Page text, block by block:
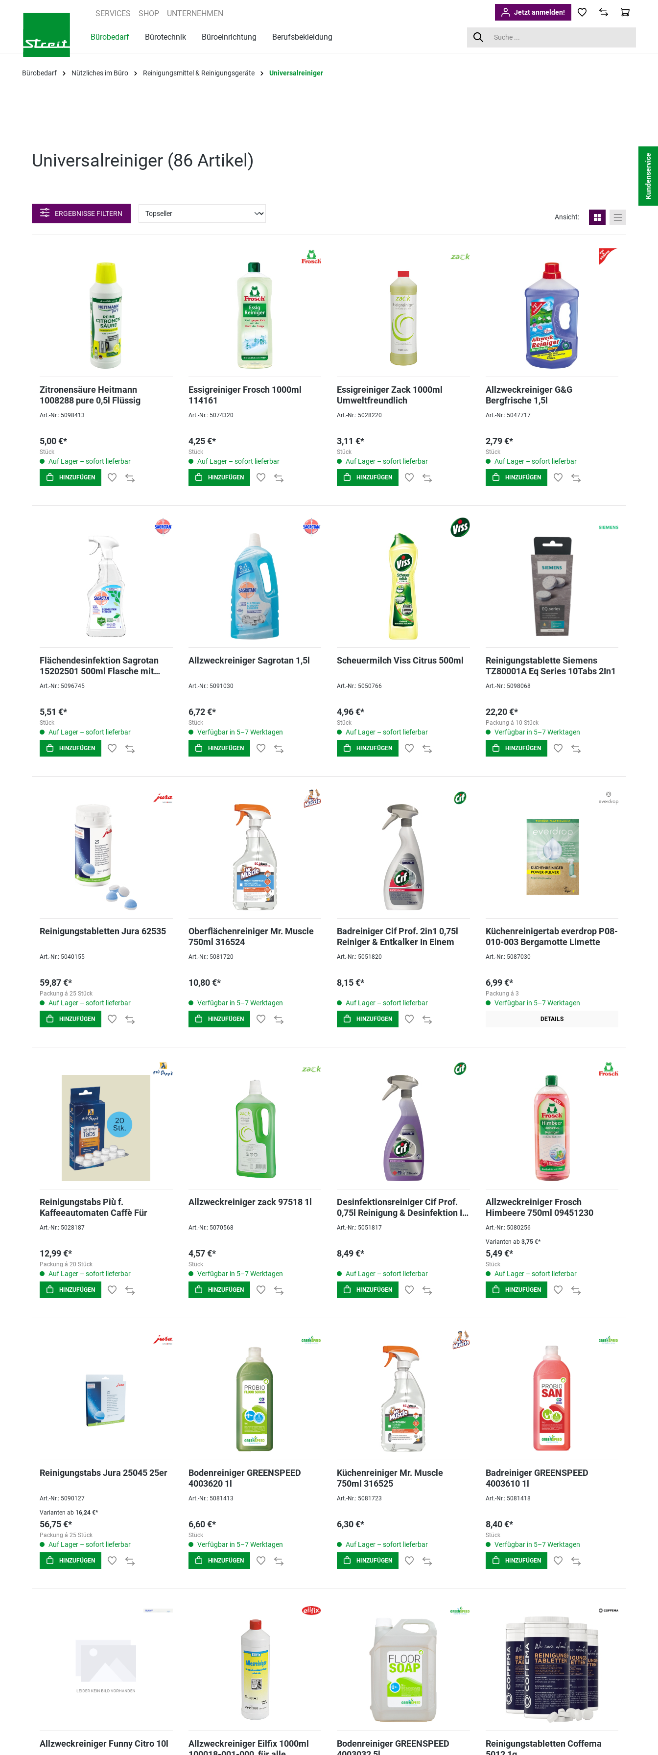
Zur Hauptnavigation springen
SERVICES SHOP UNTERNEHMEN Jetzt anmelden!
Bürobedarf Bürotechnik Büroeinrichtung Berufsbekleidung
Bürobedarf Nützliches im Büro Reinigungsmittel & Reinigungsgeräte Universalreiniger
Universalreiniger (86 Artikel )
ERGEBNISSE FILTERN Ansicht:
Zitronensäure Heitmann
1008288 pure 0,5l Flüssig
Art.-Nr.: 5098413
5,00 €*
Stück
Auf Lager – sofort lieferbar
HINZUFÜGEN
Essigreiniger Frosch 1000ml
114161
Art.-Nr.: 5074320
4,25 €*
Stück
Auf Lager – sofort lieferbar
HINZUFÜGEN
Essigreiniger Zack 1000ml
Umweltfreundlich
Art.-Nr.: 5028220
3,11 €*
Stück
Auf Lager – sofort lieferbar
HINZUFÜGEN
Allzweckreiniger G&G
Bergfrische 1,5l
Art.-Nr.: 5047717
2,79 €*
Stück
Auf Lager – sofort lieferbar
HINZUFÜGEN
Flächendesinfektion Sagrotan
15202501 500ml Flasche mit
Sprühkopf
Art.-Nr.: 5096745
5,51 €*
Stück
Auf Lager – sofort lieferbar
HINZUFÜGEN
Allzweckreiniger Sagrotan 1,5l
Art.-Nr.: 5091030
6,72 €*
Stück
Verfügbar in 5–7 Werktagen
HINZUFÜGEN
Scheuermilch Viss Citrus 500ml
Art.-Nr.: 5050766
4,96 €*
Stück
Auf Lager – sofort lieferbar
HINZUFÜGEN
Reinigungstablette Siemens
TZ80001A Eq Series 10Tabs 2In1
Art.-Nr.: 5098068
22,20 €*
Packung á 10 Stück
Verfügbar in 5–7 Werktagen
HINZUFÜGEN
Reinigungstabletten Jura 62535
Art.-Nr.: 5040155
59,87 €*
Packung á 25 Stück
Auf Lager – sofort lieferbar
HINZUFÜGEN
Oberflächenreiniger Mr. Muscle
750ml 316524
Art.-Nr.: 5081720
10,80 €*
Verfügbar in 5–7 Werktagen
HINZUFÜGEN
Badreiniger Cif Prof. 2in1 0,75l
Reiniger & Entkalker In Einem
Art.-Nr.: 5051820
8,15 €*
Auf Lager – sofort lieferbar
HINZUFÜGEN
Küchenreinigertab everdrop P08-
010-003 Bergamotte Limette
Art.-Nr.: 5087030
6,99 €*
Packung á 3
Verfügbar in 5–7 Werktagen
DETAILS
Reinigungstabs Più f.
Kaffeeautomaten Caffè Für
Art.-Nr.: 5028187
12,99 €*
Packung á 20 Stück
Auf Lager – sofort lieferbar
HINZUFÜGEN
Allzweckreiniger zack 97518 1l
Art.-Nr.: 5070568
4,57 €*
Stück
Verfügbar in 5–7 Werktagen
HINZUFÜGEN
Desinfektionsreiniger Cif Prof.
0,75l Reinigung & Desinfektion In
Einem
Art.-Nr.: 5051817
8,49 €*
Auf Lager – sofort lieferbar
HINZUFÜGEN
Allzweckreiniger Frosch
Himbeere 750ml 09451230
Art.-Nr.: 5080256
Varianten ab3,75 €*
5,49 €*
Stück
Auf Lager – sofort lieferbar
HINZUFÜGEN
Reinigungstabs Jura 25045 25er
Art.-Nr.: 5090127
Varianten ab 16,24 €*
56,75 €*
Packung á 25 Stück
Auf Lager – sofort lieferbar
HINZUFÜGEN
Bodenreiniger GREENSPEED
4003620 1l
Art.-Nr.: 5081413
6,60 €*
Stück
Verfügbar in 5–7 Werktagen
HINZUFÜGEN
Küchenreiniger Mr. Muscle
750ml 316525
Art.-Nr.: 5081723
6,30 €*
Auf Lager – sofort lieferbar
HINZUFÜGEN
Badreiniger GREENSPEED
4003610 1l
Art.-Nr.: 5081418
8,40 €*
Stück
Verfügbar in 5–7 Werktagen
HINZUFÜGEN
Allzweckreiniger Funny Citro 10l
Allzweckreiniger Eilfix 1000ml
Bodenreiniger GREENSPEED
Reinigungstabletten Coffema
Kundenservice